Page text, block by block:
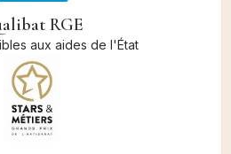
RGE
aux aides de l'État